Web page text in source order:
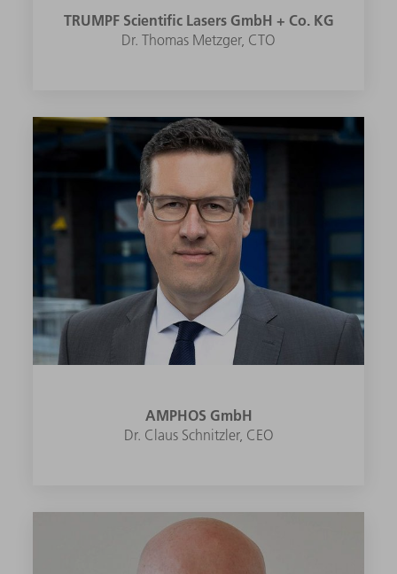
TRUMPF Scientific Lasers GmbH + Co. KG
Dr. Thomas Metzger, CTO
AMPHOS GmbH
Dr. Claus Schnitzler, CEO